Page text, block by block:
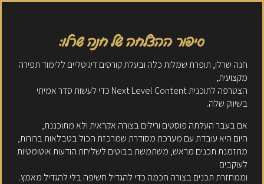
סיפור ההצלחה של חנה שרלו:
חנה שרלו, תופרת שמלות כלה ובעלת קורסים דיגיטליים ללימוד תפירה
מקצועית,
הצטרפה לתוכנית Next Level Content כדי לעשות סדר אמיתי
בשיווק שלה.
אם בעבר העלתה פוסטים ורילים בצורה אקראית ולא מתוכננת,
היום היא עובדת עם מערכת מסודרת שמרכזת הכול בטבלאות ברורות,
מתזמנת תכנים מראש, משתמשת בבוטים לשליחת הודעות אוטומטיות
לעוקבים
וממחזרת תכנים בצורה חכמה כדי להגדיל חשיפה בלי להגדיל מאמץ.